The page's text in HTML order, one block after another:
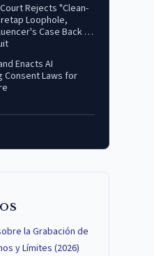
Rejects "Clean-
Loophole,
Case Back to
Enacts AI
Consent Laws for
la Grabación de
y Límites (2026)